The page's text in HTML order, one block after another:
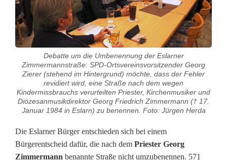
M
e
h
i
t
Debatte um die Umbenennung der Eslarner
Zimmermannstraße: SPD-Ortsvereinsvorsitzender Georg
Zierer (stehend im Hintergrund) möchte, dass der Fehler
revidiert wird, eine Straße nach dem wegen
Kindermissbrauchs verurteilten Priester, Kirchenmusiker und
Diözesanmusikdirektor Georg Friedrich Zimmermann († 17.
Januar 1984 in Eslarn) zu benennen. Foto: Jürgen Herda
Die Eslarner Bürger entschieden sich bei einem
Bürgerentscheid dafür, die nach dem Priester Georg
Zimmermann benannte Straße nicht umzubenennen. 571